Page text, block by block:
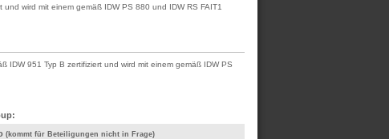
wird mit einem gemäß IDW PS 880 und IDW RS FAIT1
IDW 951 Typ B zertifiziert und wird mit einem gemäß IDW PS
(kommt für Beteiligungen nicht in Frage)